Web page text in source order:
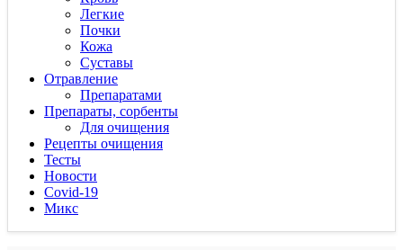
Легкие
Почки
Кожа
Суставы
Отравление
Препаратами
Препараты, сорбенты
Для очищения
Рецепты очищения
Тесты
Новости
Covid-19
Микс